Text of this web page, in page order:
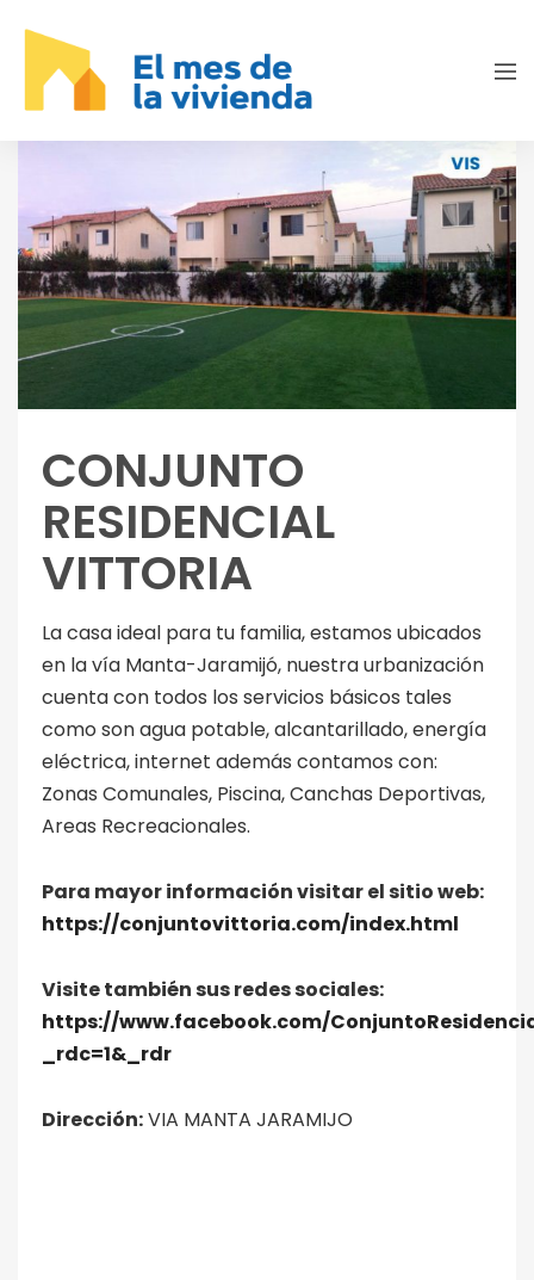
CONJUNTO
RESIDENCIAL
VITTORIA
La casa ideal para tu familia, estamos ubicados
en la vía Manta-Jaramijó, nuestra urbanización
cuenta con todos los servicios básicos tales
como son agua potable, alcantarillado, energía
eléctrica, internet además contamos con:
Zonas Comunales, Piscina, Canchas Deportivas,
Areas Recreacionales.
Para mayor información visitar el sitio web:
https://conjuntovittoria.com/index.html
Visite también sus redes sociales:
https://www.facebook.com/
_rdc=1&_rdr
Dirección:VIA MANTA JARAMIJO